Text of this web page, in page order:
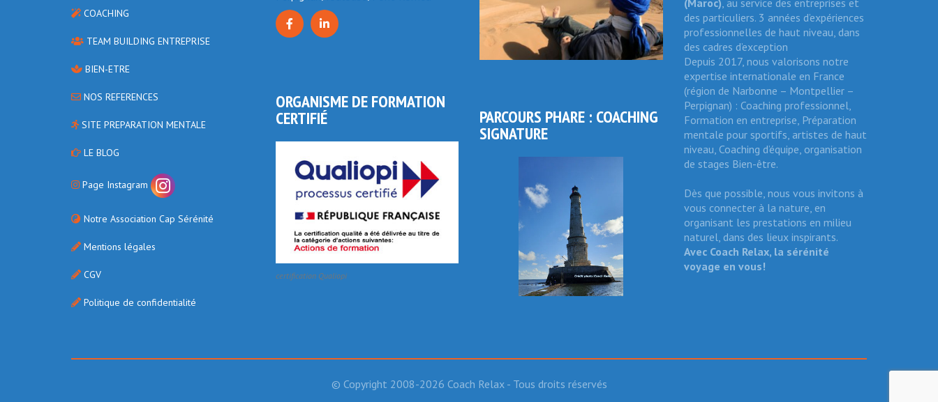
COACHING
TEAM BUILDING ENTREPRISE
BIEN-ETRE
NOS REFERENCES
SITE PREPARATION MENTALE
LE BLOG
Page Instagram
Notre Association Cap Sérénité
Mentions légales
CGV
Politique de confidentialité
ORGANISME DE FORMATION
CERTIFIÉ
certification Qualiopi
PARCOURS PHARE : COACHING
SIGNATURE
(Maroc), au service des entreprises et
des particuliers. 3 années d’expériences
professionnelles de haut niveau, dans
des cadres d’exception
Depuis 2017, nous valorisons notre
expertise internationale en France
(région de Narbonne – Montpellier –
Perpignan) : Coaching professionnel,
Formation en entreprise, Préparation
mentale pour sportifs, artistes de haut
niveau, Coaching d’équipe, organisation
de stages Bien-être.
Dès que possible, nous vous invitons à
vous connecter à la nature, en
organisant les prestations en milieu
naturel, dans des lieux inspirants.
Avec Coach Relax, la sérénité
voyage en vous!
© Copyright 2008-2026 Coach Relax - Tous droits réservés